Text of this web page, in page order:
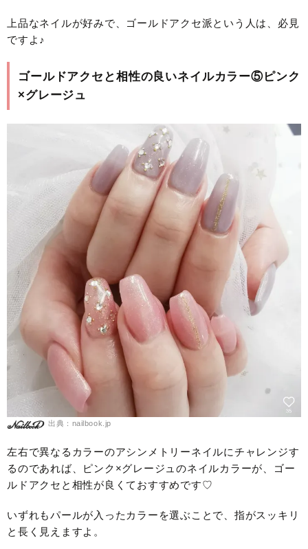
上品なネイルが好みで、ゴールドアクセ派という人は、必見
ですよ♪
ゴールドアクセと相性の良いネイルカラー⑤ピンク
×グレージュ
出典：nailbook.jp
左右で異なるカラーのアシンメトリーネイルにチャレンジす
るのであれば、ピンク×グレージュのネイルカラーが、ゴー
ルドアクセと相性が良くておすすめです♡
いずれもパールが入ったカラーを選ぶことで、指がスッキリ
と長く見えますよ。